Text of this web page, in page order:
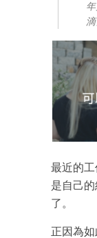
年
滴
最近的
是自己
了。
正因為如